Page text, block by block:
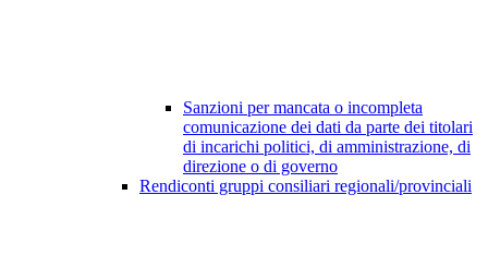
Sanzioni per mancata o incompleta
comunicazione dei dati da parte dei titolari
di incarichi politici, di amministrazione, di
direzione o di governo
Rendiconti gruppi consiliari regionali/provinciali